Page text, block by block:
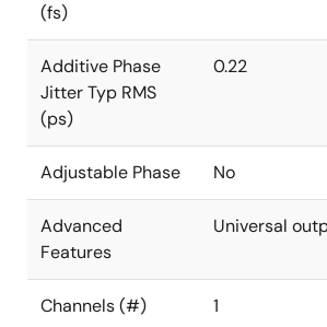
(fs)
Additive Phase
Jitter Typ RMS
(ps)
0.22
Adjustable Phase No
Advanced
Features
Universal
Channels (#) 1